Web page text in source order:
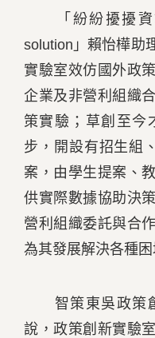
「紛紛擾擾資
solution」賴怡樺助
實驗室效仿國外政
企業及非營利組織
策實驗；草創至今
步，開設有招生組
案，由學生提案、
供實際數據協助決
營利組織委託與合
為其發展解決各種困
智策東吳政策創
說，政策創新實驗